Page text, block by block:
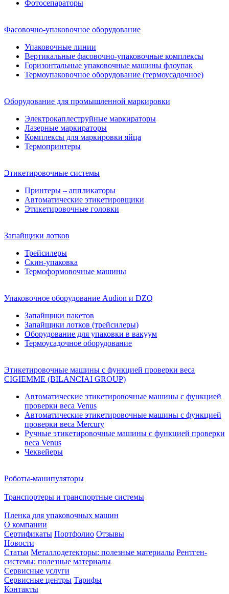
Фотосепараторы
Фасовочно-упаковочное оборудование
Упаковочные линии
Вертикальные фасовочно-упаковочные комплексы
Горизонтальные упаковочные машины флоупак
Термоупаковочное оборудование (термоусадочное)
Оборудование для промышленной маркировки
Электрокаплеструйные маркираторы
Лазерные маркираторы
Комплексы для маркировки яйца
Термопринтеры
Этикетировочные системы
Принтеры – аппликаторы
Автоматические этикетировщики
Этикетировочные головки
Запайщики лотков
Трейсилеры
Скин-упаковка
Термоформовочные машины
Упаковочное оборудование Audion и DZQ
Запайщики пакетов
Запайщики лотков (трейсилеры)
Оборудование для упаковки в вакуум
Термоусадочное оборудование
Этикетировочные машины с функцией проверки веса
CIGIEMME (BILANCIAI GROUP)
Автоматические этикетировочные машины с функцией
проверки веса Venus
Автоматические этикетировочные машины с функцией
проверки веса Mercury
Ручные этикетировочные машины с функцией проверки
веса Venus
Чеквейеры
Роботы-манипуляторы
Транспортеры и транспортные системы
Пленка для упаковочных машин
О компании
Сертификаты Портфолио Отзывы
Новости
Статьи Металлодетекторы: полезные материалы Рентген-
системы: полезные материалы
Сервисные услуги
Сервисные центры Тарифы
Контакты